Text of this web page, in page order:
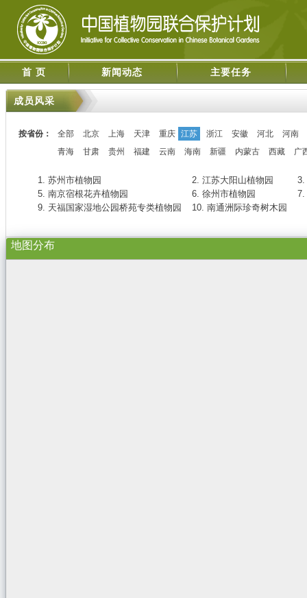
首 页 新闻动态 主要任务
成员风采
按省份： 全部 北京 上海 天津 重庆 江苏 浙江 安徽 河北
河南
青海
甘肃 贵州 福建 云南 海南 新疆 内蒙古 西藏 广
1. 苏州市植物园 2. 江苏大阳山植物园
3.
5. 南京宿根花卉植物园
6. 徐州市植物园
7.
9. 天福国家湿地公园桥苑专类植物园
10. 南通洲际珍奇树木园
地图分布